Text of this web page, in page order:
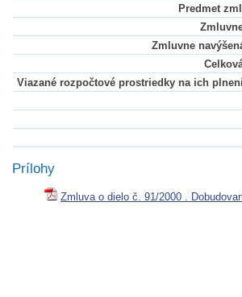
Predmet
Zmluvne
Viazané rozpočtové prostriedky na ich
Prílohy
Zmluva o dielo č. 91/2000 .